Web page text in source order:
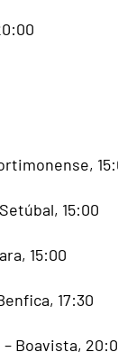
15:00
15:00
17:30
Boavista,